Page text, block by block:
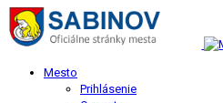
Mesto
Prihlásenie